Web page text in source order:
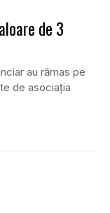
de 3
au rămas pe
de asociația